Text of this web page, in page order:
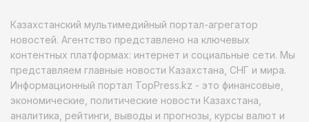
Казахстанский мультимедийный портал-агрегатор
новостей. Агентство представлено на ключевых
контентных платформах: интернет и социальные сети. Мы
представляем главные новости Казахстана, СНГ и мира.
Информационный портал TopPress.kz - это финансовые,
экономические, политические новости Казахстана,
аналитика, рейтинги, выводы и прогнозы, курсы валют и